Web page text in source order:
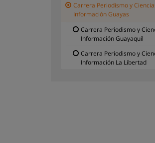
Carrera Periodismo y
Información Guayas
Carrera Periodismo y
Información Guayaquil
Carrera Periodismo y
Información La Libertad